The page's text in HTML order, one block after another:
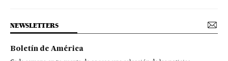
NEWSLETTERS
Boletín de América